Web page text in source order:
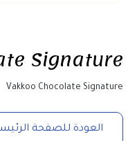
Signature
Vakkoo Chocolate Signature
العودة للصفحة